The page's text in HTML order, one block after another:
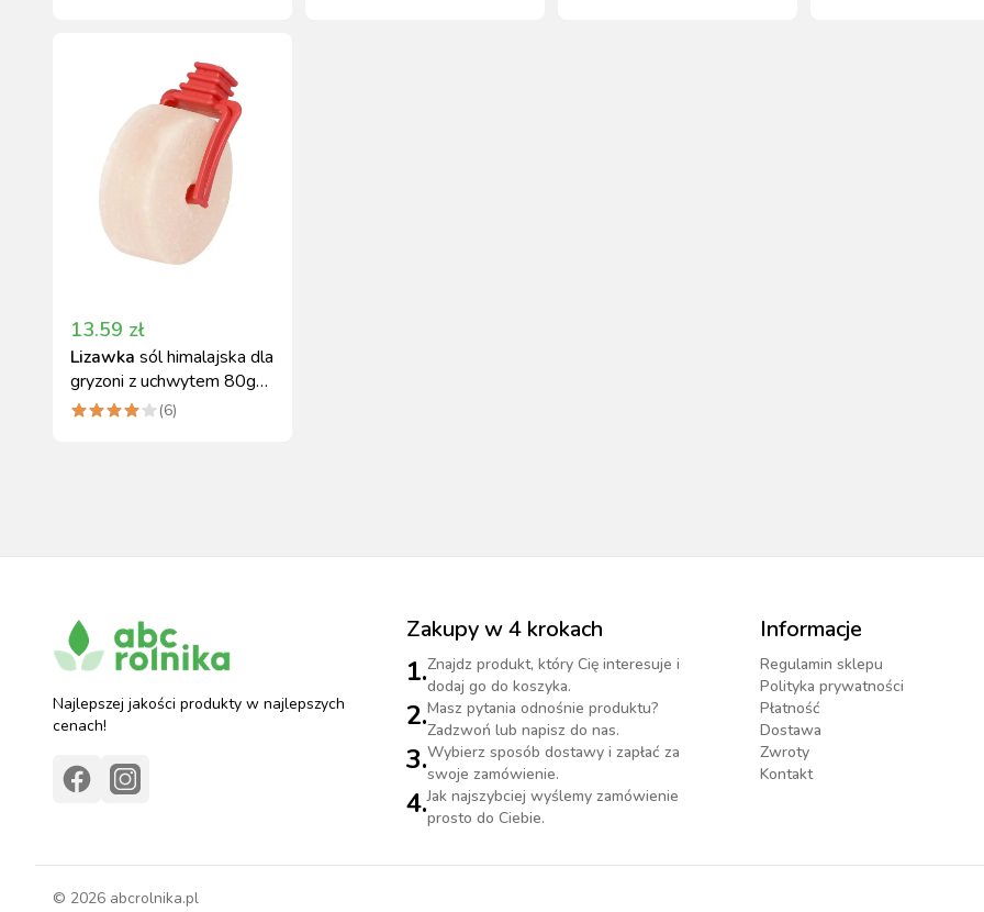
13.59 zł
Lizawka sól himalajska dla
gryzoni z uchwytem 80g
Kerbl
(6)
Najlepszej jakości produkty w najlepszych
cenach!
Zakupy w 4 krokach
1.Znajdz produkt, który Cię interesuje i
dodaj go do koszyka.
2.Masz pytania odnośnie produktu?
Zadzwoń lub napisz do nas.
3.Wybierz sposób dostawy i zapłać za
swoje zamówienie.
4.Jak najszybciej wyślemy zamówienie
prosto do Ciebie.
Informacje
Regulamin sklepu
Polityka prywatności
Płatność
Dostawa
Zwroty
Kontakt
© 2026 abcrolnika.pl